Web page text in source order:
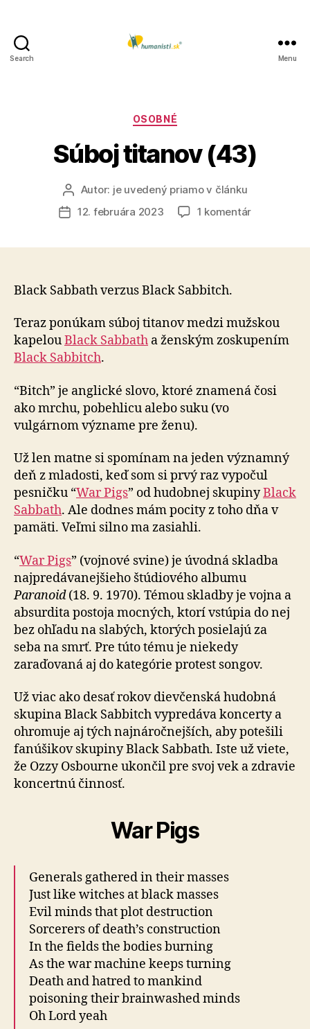
Search Menu
Kategórie
OSOBNÉ
Súboj titanov (43)
Autor
článku
Autor: je uvedený priamo v článku
Dátum
12. februára 2023 1 komentárna
Black Sabbath verzus Black Sabbitch.
Teraz ponúkam súboj titanov medzi mužskou
kapelouBlack Sabbath a ženským zoskupením
Black Sabbitch.
“Bitch” je anglické slovo, ktoré znamená čosi
ako mrchu, pobehlicu alebo suku (vo
vulgárnom význame pre ženu).
Už len matne si spomínam na jeden významný
deň z mladosti, keď som si prvý raz vypočul
pesničku “War Pigs” od hudobnej skupinyBlack
Sabbath. Ale dodnes mám pocity z toho dňa v
pamäti. Veľmi silno ma zasiahli.
“War Pigs” (vojnové svine) je úvodná skladba
najpredávanejšieho štúdiového albumu
Paranoid(18. 9. 1970). Témou skladby je vojna a
absurdita postoja mocných, ktorí vstúpia do nej
bez ohľadu na slabých, ktorých posielajú za
seba na smrť. Pre túto tému je niekedy
zaraďovaná aj do kategórie protest songov.
Už viac ako desať rokov dievčenská hudobná
skupina Black Sabbitch vypredáva koncerty a
ohromuje aj tých najnáročnejších, aby potešili
fanúšikov skupiny Black Sabbath. Iste už viete,
že Ozzy Osbourne ukončil pre svoj vek a zdravie
koncertnú činnosť.
War Pigs
Generals gathered in their masses
Just like witches at black masses
Evil minds that plot destruction
Sorcerers of death’s construction
In the fields the bodies burning
As the war machine keeps turning
Death and hatred to mankind
poisoning their brainwashed minds
Oh Lord yeah